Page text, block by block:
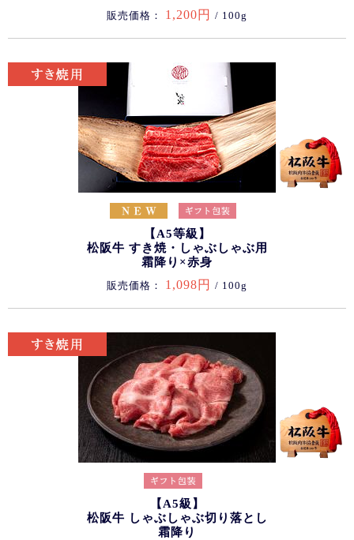
販売価格： 1,200円 / 100g
【A5等級】
松阪牛 すき焼・しゃぶしゃぶ用
霜降り×赤身
販売価格： 1,098円 / 100g
【A5級】
松阪牛 しゃぶしゃぶ切り落とし
霜降り